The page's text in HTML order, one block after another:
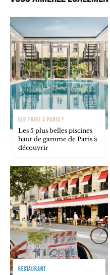
QUE FAIRE À PARIS ?
Les 5 plus belles piscines
haut de gamme de Paris à
découvrir
RESTAURANT